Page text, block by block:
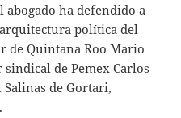
abogado ha defendido a
política del
de Quintana Roo Mario
de Pemex Carlos
Salinas de Gortari,